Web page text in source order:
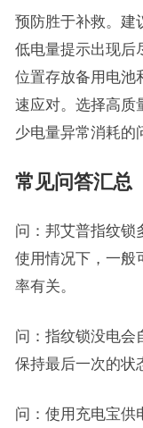
预防胜于补救。建
低电量提示出现后
位置存放备用电池
速应对。选择高质
少电量异常消耗的
常见问答汇总
问：邦艾普指纹锁
使用情况下，一般
率有关。
问：指纹锁没电会
保持最后一次的状
问：使用充电宝供